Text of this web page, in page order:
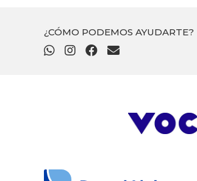
¿CÓMO PODEMOS AYUDARTE?